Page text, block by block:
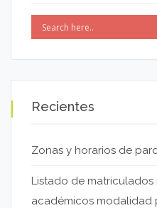
Recientes
Zonas y horarios de
Listado de
académicos modalidad